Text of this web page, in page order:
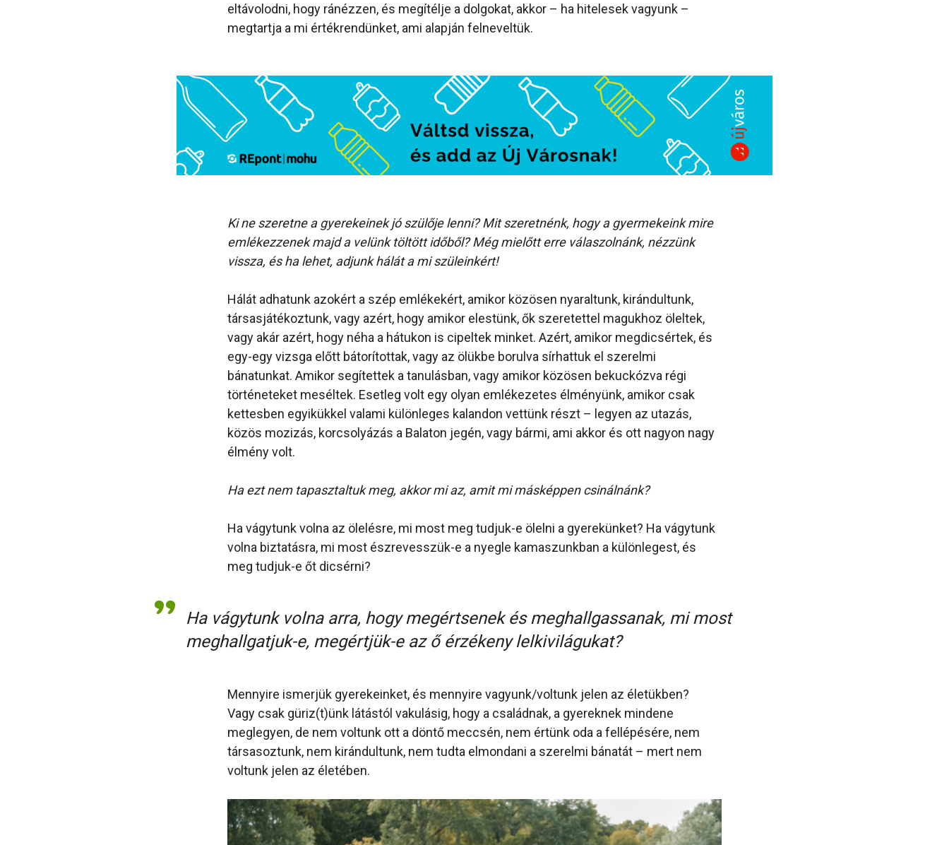
eltávolodni, hogy ránézzen, és megítélje a dolgokat, akkor – ha hitelesek vagyunk –
megtartja a mi értékrendünket, ami alapján felneveltük.
Ki ne szeretne a gyerekeinek jó szülője lenni? Mit szeretnénk, hogy a gyermekeink mire
emlékezzenek majd a velünk töltött időből? Még mielőtt erre válaszolnánk, nézzünk
vissza, és ha lehet, adjunk hálát a mi szüleinkért!
Hálát adhatunk azokért a szép emlékekért, amikor közösen nyaraltunk, kirándultunk,
társasjátékoztunk, vagy azért, hogy amikor elestünk, ők szeretettel magukhoz öleltek,
vagy akár azért, hogy néha a hátukon is cipeltek minket. Azért, amikor megdicsértek, és
egy-egy vizsga előtt bátorítottak, vagy az ölükbe borulva sírhattuk el szerelmi
bánatunkat. Amikor segítettek a tanulásban, vagy amikor közösen bekuckózva régi
történeteket meséltek. Esetleg volt egy olyan emlékezetes élményünk, amikor csak
kettesben egyikükkel valami különleges kalandon vettünk részt – legyen az utazás,
közös mozizás, korcsolyázás a Balaton jegén, vagy bármi, ami akkor és ott nagyon nagy
élmény volt.
Ha ezt nem tapasztaltuk meg, akkor mi az, amit mi másképpen csinálnánk?
Ha vágytunk volna az ölelésre, mi most meg tudjuk-e ölelni a gyerekünket? Ha vágytunk
volna biztatásra, mi most észrevesszük-e a nyegle kamaszunkban a különlegest, és
meg tudjuk-e őt dicsérni?
Ha vágytunk volna arra, hogy megértsenek és meghallgassanak, mi most
meghallgatjuk-e, megértjük-e az ő érzékeny lelkivilágukat?
Mennyire ismerjük gyerekeinket, és mennyire vagyunk/voltunk jelen az életükben?
Vagy csak güriz(t)ünk látástól vakulásig, hogy a családnak, a gyereknek mindene
meglegyen, de nem voltunk ott a döntő meccsén, nem értünk oda a fellépésére, nem
társasoztunk, nem kirándultunk, nem tudta elmondani a szerelmi bánatát – mert nem
voltunk jelen az életében.